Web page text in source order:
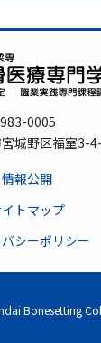
0005
城野区福室3-
情報公開
トマップ
シーポリシー
Bonesetting